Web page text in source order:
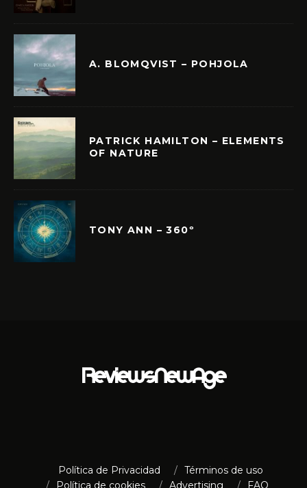
A. BLOMQVIST – POHJOLA
PATRICK HAMILTON – ELEMENTS
OF NATURE
TONY ANN – 360º
Política de Privacidad
Términos de uso
Política de cookies
Advertising FAQ